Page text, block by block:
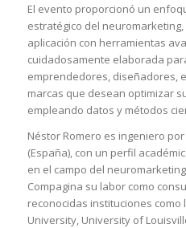
El evento proporcionó un
estratégico del
aplicación con herramientas
cuidadosamente elaborada
emprendedores, diseñadores,
marcas que desean optimizar
empleando datos y métodos
Néstor Romero es ingeniero
(España), con un perfil
en el campo del
Compagina su labor como
reconocidas instituciones como
University, University of